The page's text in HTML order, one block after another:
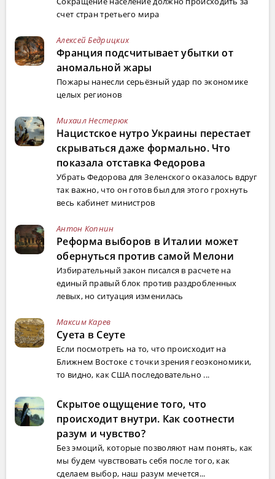
счет стран третьего мира
Алексей Бедрицких
Франция подсчитывает убытки от
аномальной жары
Пожары нанесли серьёзный удар по экономике
целых регионов
Михаил Нестерюк
Нацистское нутро Украины перестает
скрываться даже формально. Что
показала отставка Федорова
Убрать Федорова для Зеленского оказалось вдруг
так важно, что он готов был для этого грохнуть
весь кабинет министров
Антон Копнин
Реформа выборов в Италии может
обернуться против самой Мелони
Избирательный закон писался в расчете на
единый правый блок против раздробленных
левых, но ситуация изменилась
Максим Карев
Суета в Сеуте
Если посмотреть на то, что происходит на
Ближнем Востоке с точки зрения геоэкономики,
то видно, как США последовательно ...
Скрытое ощущение того, что
происходит внутри. Как соотнести
разум и чувство?
Без эмоций, которые позволяют нам понять, как
мы будем чувствовать себя после того, как
сделаем выбор, наш разум мечется...